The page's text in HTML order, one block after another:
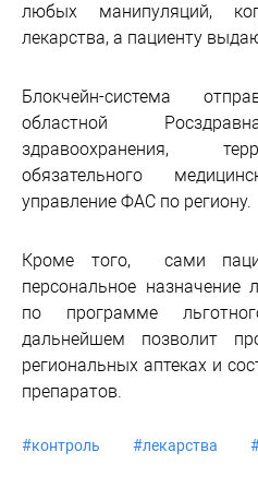
любых манипуляций,
лекарства, а пациенту
Блокчейн-система
областной
здравоохранения,
обязательного
управление ФАС по региону.
Кроме того, сами
персональное назначение
по программе
дальнейшем позволит
региональных аптеках и
препаратов.
#контроль #лекарства